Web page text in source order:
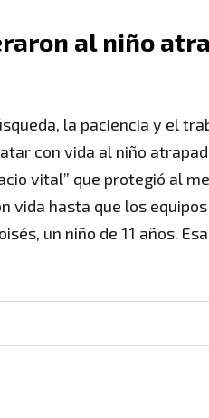
al niño
la paciencia y el
con vida al niño
vital” que protegió al
vida hasta que los
un niño de 11 años.